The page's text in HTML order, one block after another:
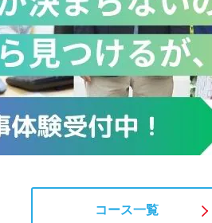
コース一覧